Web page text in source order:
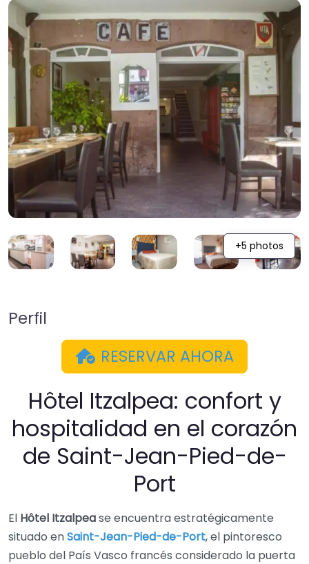
+5 photos
Perfil
RESERVAR AHORA
Hôtel Itzalpea: confort y
hospitalidad en el corazón
de Saint-Jean-Pied-de-
Port
El Hôtel Itzalpease encuentra estratégicamente
situado enSaint-Jean-Pied-de-Port, el pintoresco
pueblo del País Vasco francés considerado la puerta